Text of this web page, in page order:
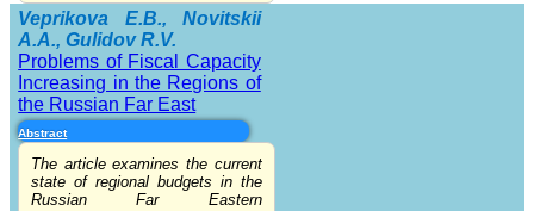
Veprikova E.B., Novitskii
A.A., Gulidov R.V.
Problems of Fiscal Capacity
Increasing in the Regions of
the Russian Far East
Abstract
The article examines the current
state of regional budgets in the
Russian Far Eastern